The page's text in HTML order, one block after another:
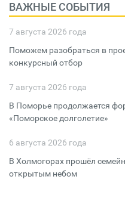
ВАЖНЫЕ СОБЫТИЯ
7 августа 2026 года
Поможем разобраться в
конкурсный отбор
7 августа 2026 года
В Поморье продолжается
«Поморское долголетие»
6 августа 2026 года
В Холмогорах прошёл
открытым небом